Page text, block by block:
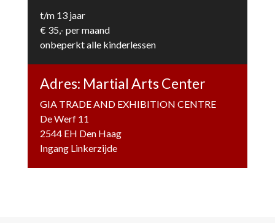
t/m 13 jaar
€ 35,- per maand
onbeperkt alle kinderlessen
Adres: Martial Arts Center
GIA TRADE AND EXHIBITION CENTRE
De Werf 11
2544 EH Den Haag
Ingang Linkerzijde